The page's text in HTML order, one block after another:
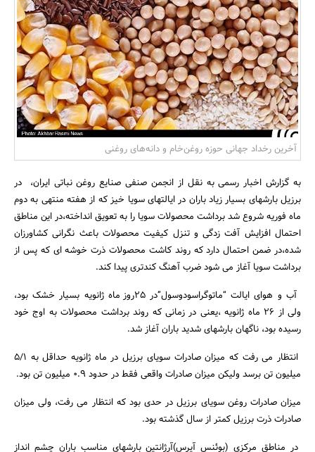
بانک، بیمه و سرمایه
مسکن و ساختمان
آخرین رخداد جهانی حوزه روغن‌خام و دانه‌های روغنی
به گزارش اخبار رسمی به نقل از انجمن صنفی صنایع روغن نباتی ایران، در
برزیل بارشهای بسیار زیاد باران در ایالتهای سویا خیز که از هفته منتهی به دوم
ماه فوریه شروع شد برداشت محصولات سویا را به تعویق انداخته،در این مناطق
احتمال افزایش آفت زدگی و تنزل کیفیت محصولات باعث نگرانی کشاورزان
شده،در ضمن احتمال دارد که روند کاشت محصولات ذرت خوشه ای که پس از
برداشت سویا آغاز می شود ضرب آهنگ کندتری پیدا کند.
آب و هوای ایالت “ماتوگراسودوسول”در 25روز ماه ژانویه بسیار خشک بود،
ولی از 26 ماه ژانویه ،یعنی در زمانی که روند برداشت محصولات به اوج خود
رسیده بود، ناگهان بارشهای شدید باران آغاز شد.
انتظار می رفت که میزان صادرات سویای برزیل در ماه ژانویه حداقل به 5/1
میلیون تن برسد ولیکن میزان صادرات واقعی فقط در حدود 0.9 میلیون تن بود.
میزان صادرات روغن سویای برزیل در حدی بود که انتظار می رفت، ولی میزان
صادرات ذرت برزیل کمتر از سال گذشته بود.
در مناطق مرکزی (بوئنس آیرس)آرژانتین بارشهای مناسب باران چشم انداز